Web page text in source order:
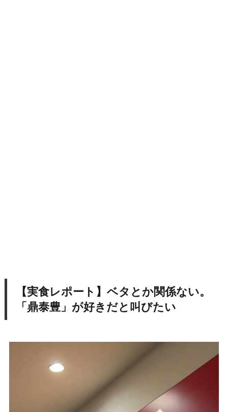
【実食レポート】ベタとか関係ない。
「鼎泰豊」が好きだと叫びたい